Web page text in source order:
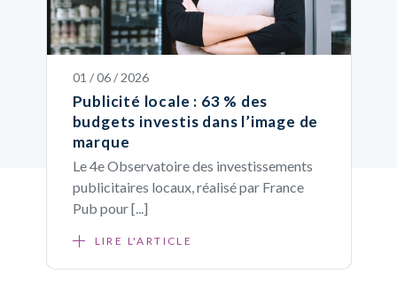
01 / 06 / 2026
Publicité locale : 63 % des
budgets investis dans l’image de
marque
Le 4e Observatoire des investissements
publicitaires locaux, réalisé par France
Pub pour [...]
LIRE L'ARTICLE